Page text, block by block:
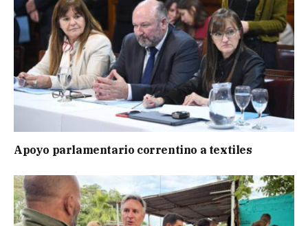
Apoyo parlamentario correntino a textiles